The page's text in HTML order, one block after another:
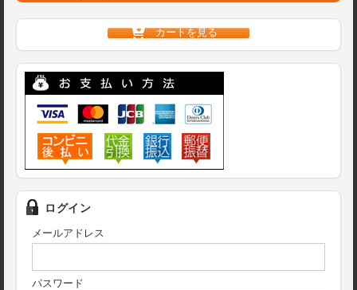
カートを見る
ログイン
メールアドレス
パスワード